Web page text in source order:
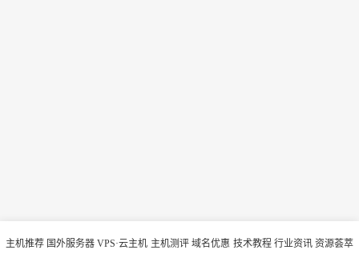
主机推荐 国外服务器 VPS·云主机 主机测评 域名优惠 技术教程 行业资讯 资源荟萃